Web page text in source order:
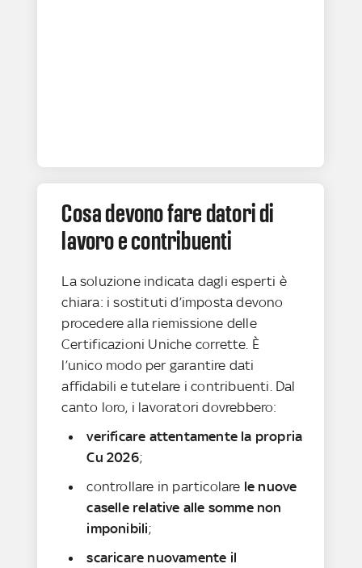
Cosa devono fare datori di
lavoro e contribuenti
La soluzione indicata dagli esperti è
chiara: i sostituti d’imposta devono
procedere alla riemissione delle
Certificazioni Uniche corrette. È
l’unico modo per garantire dati
affidabili e tutelare i contribuenti. Dal
canto loro, i lavoratori dovrebbero:
verificare attentamente la propria
Cu 2026;
controllare in particolare le nuove
caselle relative alle somme non
imponibili;
scaricare nuovamente il